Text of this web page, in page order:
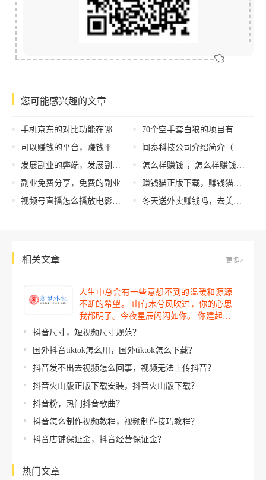
您可能感兴趣的文章
手机京东的对比功能在哪，手机版京东对比栏在哪里？
可以赚钱的平台，赚钱平台推荐？
发展副业的弊端，发展副业的弊端有哪些？
副业免费分享，免费的副业
视频号直播怎么播放电影，视频号怎么播放视频？
70个空手套白狼的项目有哪些，有什么空手套白狼的项目？
闻泰科技公司介绍简介（闻泰科技公司介绍无锡）
怎么样赚钱-，怎么样赚钱最快最稳？
赚钱猫正版下载，赚钱猫正版下载安装？
冬天送外卖赚钱吗，去美国送外卖赚钱吗？
相关文章 更多>
人生中总会有一些意想不到的温暖和源源
不断的希望。 山有木兮风吹过，你的心思
我都明了。今夜星辰闪闪如你。 你建起…
抖音尺寸，短视频尺寸规范？
国外抖音tiktok怎么用，国外tiktok怎么下载？
抖音发不出去视频怎么回事，视频无法上传抖音？
抖音火山版正版下载安装，抖音火山版下载？
抖音粉，热门抖音歌曲？
抖音怎么制作视频教程，视频制作技巧教程？
抖音店铺保证金，抖音经营保证金？
热门文章